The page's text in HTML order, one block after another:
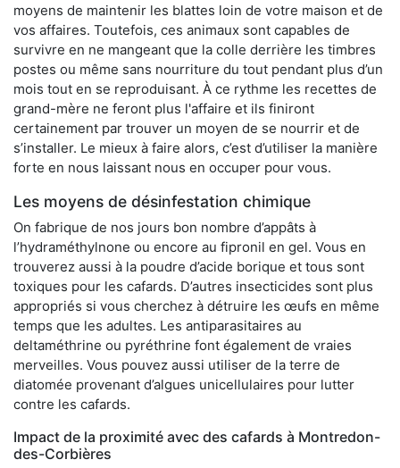
moyens de maintenir les blattes loin de votre maison et de
vos affaires. Toutefois, ces animaux sont capables de
survivre en ne mangeant que la colle derrière les timbres
postes ou même sans nourriture du tout pendant plus d’un
mois tout en se reproduisant. À ce rythme les recettes de
grand-mère ne feront plus l'affaire et ils finiront
certainement par trouver un moyen de se nourrir et de
s’installer. Le mieux à faire alors, c’est d’utiliser la manière
forte en nous laissant nous en occuper pour vous.
Les moyens de désinfestation chimique
On fabrique de nos jours bon nombre d’appâts à
l’hydraméthylnone ou encore au fipronil en gel. Vous en
trouverez aussi à la poudre d’acide borique et tous sont
toxiques pour les cafards. D’autres insecticides sont plus
appropriés si vous cherchez à détruire les œufs en même
temps que les adultes. Les antiparasitaires au
deltaméthrine ou pyréthrine font également de vraies
merveilles. Vous pouvez aussi utiliser de la terre de
diatomée provenant d’algues unicellulaires pour lutter
contre les cafards.
Impact de la proximité avec des cafards à Montredon-
des-Corbières